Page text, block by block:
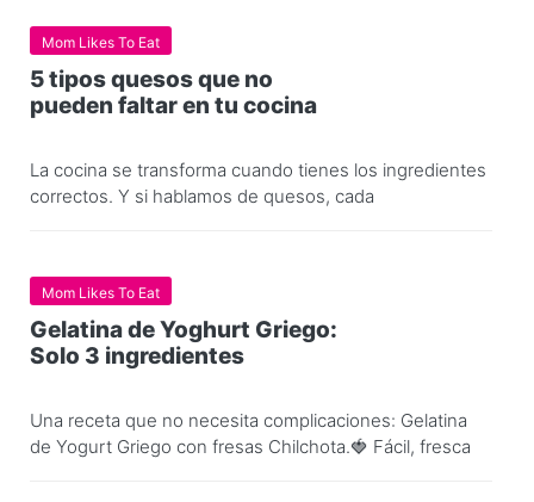
Mom Likes To Eat
5 tipos quesos que no
pueden faltar en tu cocina
La cocina se transforma cuando tienes los ingredientes
correctos. Y si hablamos de quesos, cada
Mom Likes To Eat
Gelatina de Yoghurt Griego:
Solo 3 ingredientes
Una receta que no necesita complicaciones: Gelatina
de Yogurt Griego con fresas Chilchota.🍓 Fácil, fresca